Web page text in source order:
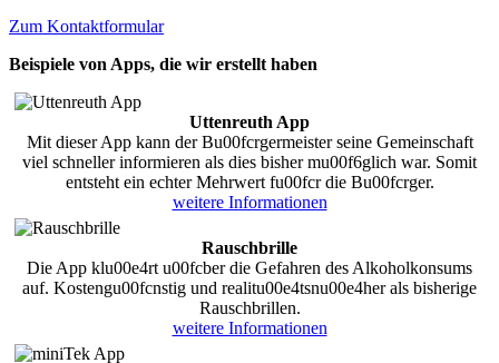
Zum Kontaktformular
Beispiele von Apps, die wir erstellt haben
Uttenreuth App
Mit dieser App kann der Bu00fcrgermeister seine Gemeinschaft
viel schneller informieren als dies bisher mu00f6glich war. Somit
entsteht ein echter Mehrwert fu00fcr die Bu00fcrger.
weitere Informationen
Rauschbrille
Die App klu00e4rt u00fcber die Gefahren des Alkoholkonsums
auf. Kostengu00fcnstig und realitu00e4tsnu00e4her als bisherige
Rauschbrillen.
weitere Informationen